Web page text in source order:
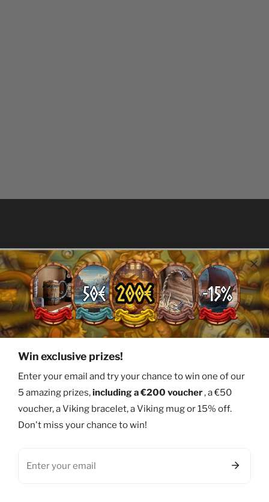
French Customer Service
We are available every day
to answer your questions.
Free Returns
The product is
Returns are free
Useful links
Recommendations
Information
Win exclusive prizes!
Enter your email and try your chance to win one of our
5 amazing prizes,including a €200 voucher, a €50
voucher, a Viking bracelet, a Viking mug or 15% off.
Don't miss your chance to win!